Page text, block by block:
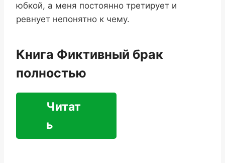
юбкой, а меня постоянно третирует и
ревнует непонятно к чему.
Книга Фиктивный брак
полностью
Читат
ь